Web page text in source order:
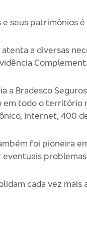
seus patrimônios
atenta a diversas
a Bradesco
todo o território
Internet, 400
foi pioneira
cada vez mais